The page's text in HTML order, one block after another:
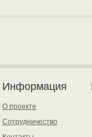
Информация
О проекте
Сотрудничество